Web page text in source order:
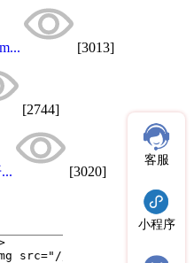
[3013]
[2744]
[3020]
客服
小程序